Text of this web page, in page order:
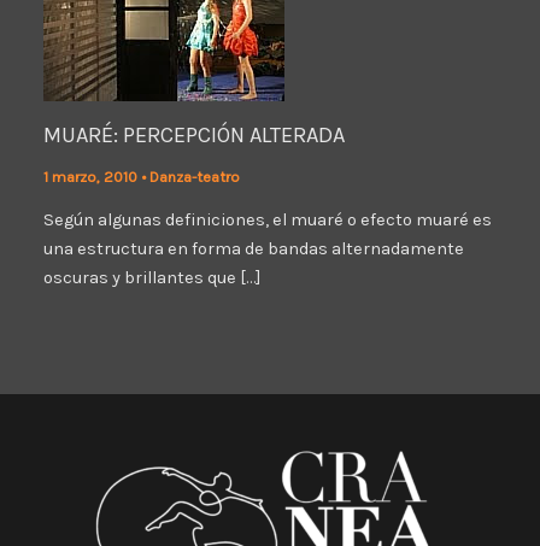
MUARÉ: PERCEPCIÓN ALTERADA
1 marzo, 2010 • Danza-teatro
Según algunas definiciones, el muaré o efecto muaré es
una estructura en forma de bandas alternadamente
oscuras y brillantes que […]